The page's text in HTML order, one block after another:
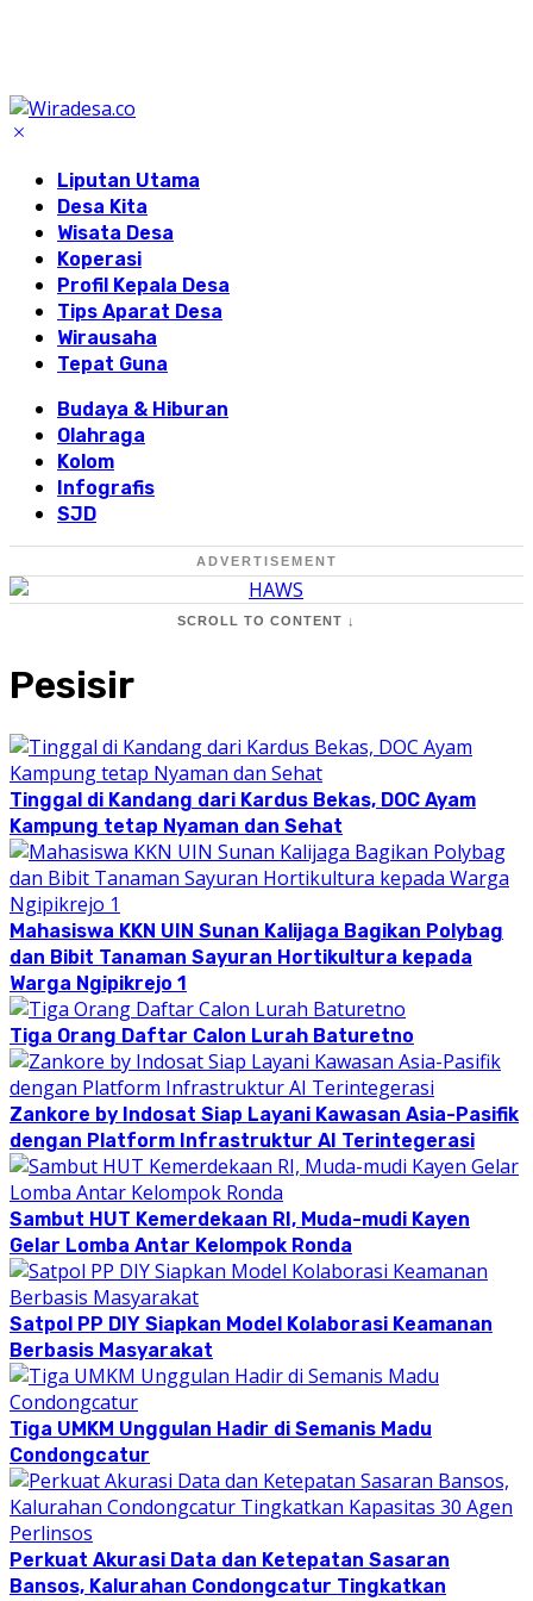
Liputan Utama
Desa Kita
Wisata Desa
Koperasi
Profil Kepala Desa
Tips Aparat Desa
Wirausaha
Tepat Guna
Budaya & Hiburan
Olahraga
Kolom
Infografis
SJD
ADVERTISEMENT
SCROLL TO CONTENT ↓
Pesisir
Tinggal di Kandang dari Kardus Bekas, DOC Ayam
Kampung tetap Nyaman dan Sehat
Mahasiswa KKN UIN Sunan Kalijaga Bagikan Polybag
dan Bibit Tanaman Sayuran Hortikultura kepada
Warga Ngipikrejo 1
Tiga Orang Daftar Calon Lurah Baturetno
Zankore by Indosat Siap Layani Kawasan Asia-Pasifik
dengan Platform Infrastruktur AI Terintegerasi
Sambut HUT Kemerdekaan RI, Muda-mudi Kayen
Gelar Lomba Antar Kelompok Ronda
Satpol PP DIY Siapkan Model Kolaborasi Keamanan
Berbasis Masyarakat
Tiga UMKM Unggulan Hadir di Semanis Madu
Condongcatur
Perkuat Akurasi Data dan Ketepatan Sasaran
Bansos, Kalurahan Condongcatur Tingkatkan